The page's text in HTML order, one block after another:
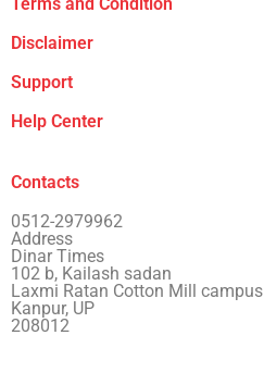
Disclaimer
Support
Help Center
Contacts
0512-2979962
Address
Dinar Times
102 b, Kailash sadan
Laxmi Ratan Cotton Mill campus
Kanpur, UP
208012